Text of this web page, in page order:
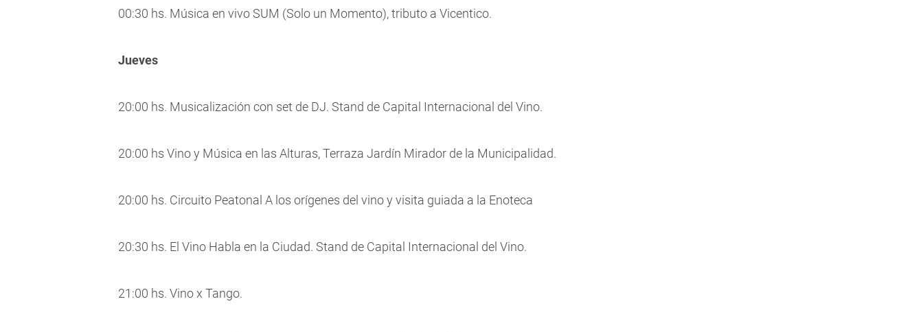
00:30 hs. Música en vivo SUM (Solo un Momento), tributo a Vicentico.
Jueves
20:00 hs. Musicalización con set de DJ. Stand de Capital Internacional del Vino.
20:00 hs Vino y Música en las Alturas, Terraza Jardín Mirador de la Municipalidad.
20:00 hs. Circuito Peatonal A los orígenes del vino y visita guiada a la Enoteca
20:30 hs. El Vino Habla en la Ciudad. Stand de Capital Internacional del Vino.
21:00 hs. Vino x Tango.